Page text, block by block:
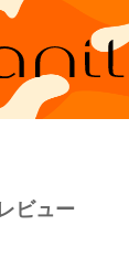
ビュー